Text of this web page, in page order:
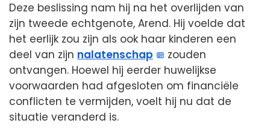
Deze beslissing nam hij na het overlijden van
zijn tweede echtgenote, Arend. Hij voelde dat
het eerlijk zou zijn als ook haar kinderen een
deel van zijn nalatenschap
zouden
ontvangen. Hoewel hij eerder huwelijkse
voorwaarden had afgesloten om financiële
conflicten te vermijden, voelt hij nu dat de
situatie veranderd is.